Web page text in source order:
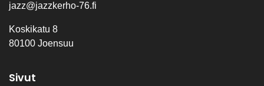
jazz@jazzkerho-76.fi
Koskikatu 8
80100 Joensuu
Sivut